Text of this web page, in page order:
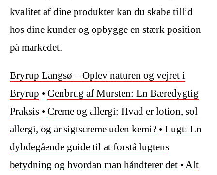
kvalitet af dine produkter kan du skabe tillid
hos dine kunder og opbygge en stærk position
på markedet.
Bryrup Langsø – Oplev naturen og vejret i
Bryrup • Genbrug af Mursten: En Bæredygtig
Praksis • Creme og allergi: Hvad er lotion, sol
allergi, og ansigtscreme uden kemi? • Lugt: En
dybdegående guide til at forstå lugtens
betydning og hvordan man håndterer det •Alt